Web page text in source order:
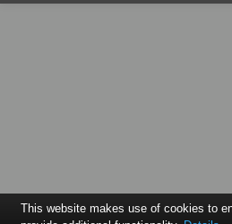
This website makes use of cookies to